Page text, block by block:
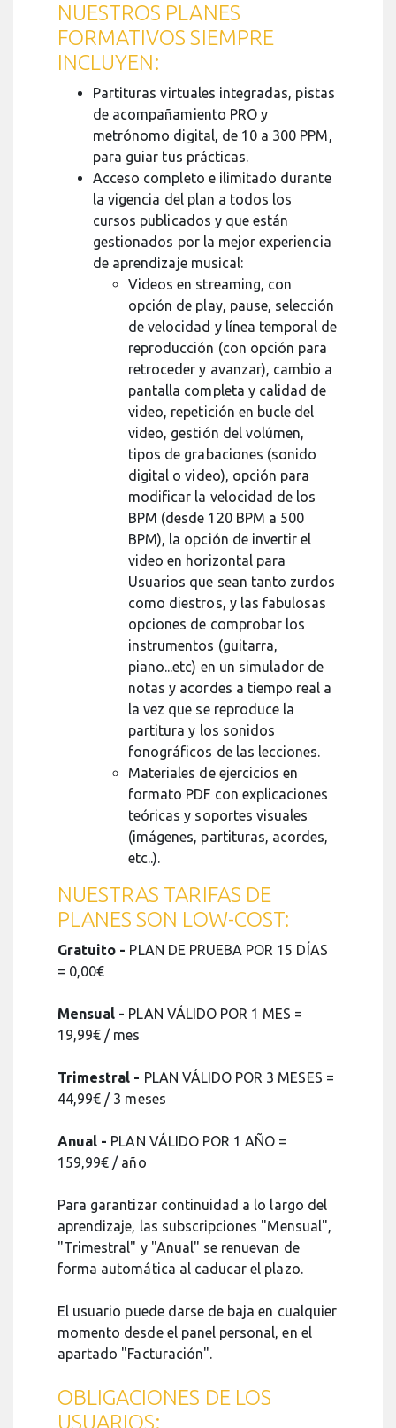
NUESTROS PLANES
FORMATIVOS SIEMPRE
INCLUYEN:
Partituras virtuales integradas, pistas
de acompañamiento PRO y
metrónomo digital, de 10 a 300 PPM,
para guiar tus prácticas.
Acceso completo e ilimitado durante
la vigencia del plan a todos los
cursos publicados y que están
gestionados por la mejor experiencia
de aprendizaje musical:
Videos en streaming, con
opción de play, pause, selección
de velocidad y línea temporal de
reproducción (con opción para
retroceder y avanzar), cambio a
pantalla completa y calidad de
video, repetición en bucle del
video, gestión del volúmen,
tipos de grabaciones (sonido
digital o video), opción para
modificar la velocidad de los
BPM (desde 120 BPM a 500
BPM), la opción de invertir el
video en horizontal para
Usuarios que sean tanto zurdos
como diestros, y las fabulosas
opciones de comprobar los
instrumentos (guitarra,
piano...etc) en un simulador de
notas y acordes a tiempo real a
la vez que se reproduce la
partitura y los sonidos
fonográficos de las lecciones.
Materiales de ejercicios en
formato PDF con explicaciones
teóricas y soportes visuales
(imágenes, partituras, acordes,
etc..).
NUESTRAS TARIFAS DE
PLANES SON LOW-COST:
Gratuito - PLAN DE PRUEBA POR 15 DÍAS
= 0,00€
Mensual - PLAN VÁLIDO POR 1 MES =
19,99€ / mes
Trimestral - PLAN VÁLIDO POR 3 MESES =
44,99€ / 3 meses
Anual - PLAN VÁLIDO POR 1 AÑO =
159,99€ / año
Para garantizar continuidad a lo largo del
aprendizaje, las subscripciones "Mensual",
"Trimestral" y "Anual" se renuevan de
forma automática al caducar el plazo.
El usuario puede darse de baja en cualquier
momento desde el panel personal, en el
apartado "Facturación".
OBLIGACIONES DE LOS
USUARIOS: